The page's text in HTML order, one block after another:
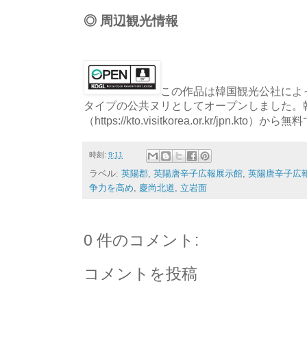
◎ 周辺観光情報
この作品は韓国観光公社に
タイプの公共ヌリとしてオープンしました。
（https://kto.visitkorea.or.kr/jpn.kto）から無
時刻: 9:11
ラベル: 英陽郡 英陽唐辛子広報展示館 英陽唐辛子広
争力を高め
慶尚北道 立岩面
0 件のコメント:
コメントを投稿